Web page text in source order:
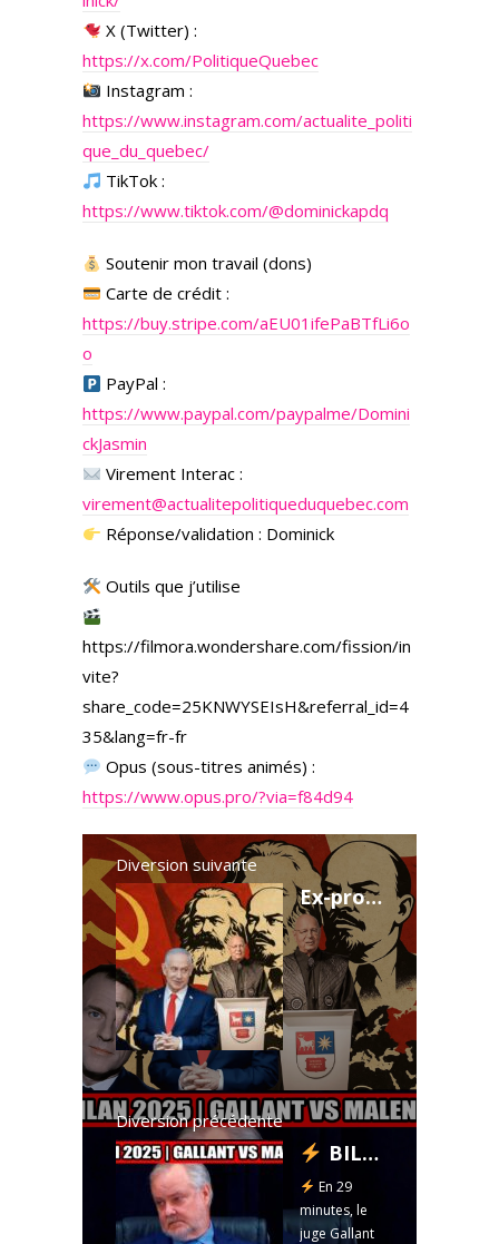
X (Twitter) :
https://x.com/PolitiqueQuebec
Instagram :
https://www.instagram.com/actualite_politi
que_du_quebec/
TikTok :
https://www.tiktok.com/@dominickapdq
Soutenir mon travail (dons)
Carte de crédit :
https://buy.stripe.com/aEU01ifePaBTfLi6o
o
PayPal :
https://www.paypal.com/paypalme/Domini
ckJasmin
Virement Interac :
virement@actualitepolitiqueduquebec.com
Réponse/validation : Dominick
Outils que j’utilise
https://filmora.wondershare.com/fission/in
vite?
share_code=25KNWYSEIsH&referral_id=4
35&lang=fr-fr
Opus (sous-titres animés) :
https://www.opus.pro/?via=f84d94
Diversion suivante
Ex-propriétaire
Diversion précédente
BILAN 2025 | GALLANT VS MALENFANT
En 29
minutes, le
juge Gallant